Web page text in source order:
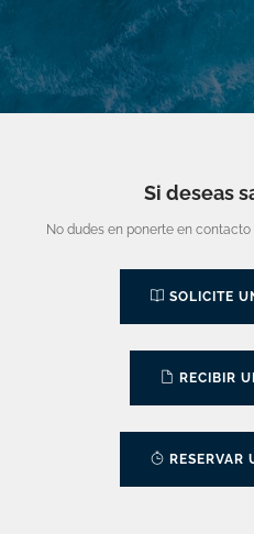
Si deseas
No dudes en ponerte en
SOLICITE
RECIBIR
RESERVAR